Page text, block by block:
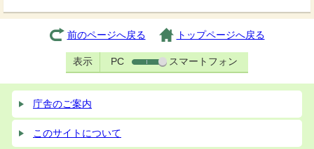
前のページへ戻る トップページへ戻る
表示 PC スマートフォン
庁舎のご案内
このサイトについて